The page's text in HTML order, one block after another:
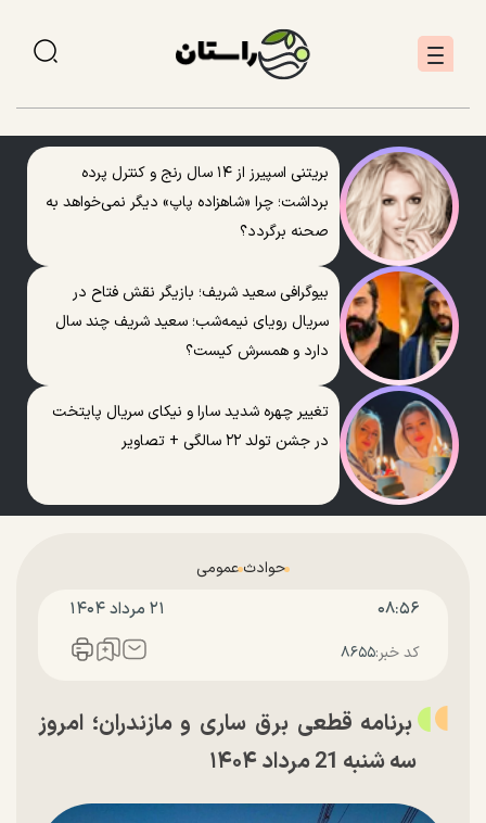
بریتنی اسپیرز از ۱۴ سال رنج و کنترل پرده
برداشت؛ چرا «شاهزاده پاپ» دیگر نمی‌خواهد به
صحنه برگردد؟
بیوگرافی سعید شریف؛ بازیگر نقش فتاح در
سریال رویای نیمه‌شب؛ سعید شریف چند سال
دارد و همسرش کیست؟
تغییر چهره شدید سارا و نیکای سریال پایتخت
در جشن تولد ۲۲ سالگی + تصاویر
حوادث عمومی
۰۸:۵۶ ۲۱ مرداد ۱۴۰۴
کد خبر:۸۶۵۵
برنامه قطعی برق ساری و مازندران؛ امروز
سه شنبه 21 مرداد ۱۴۰۴